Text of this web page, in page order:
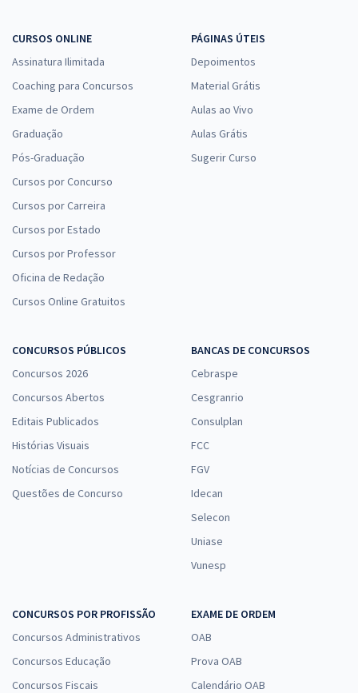
CURSOS ONLINE
Assinatura Ilimitada
Coaching para Concursos
Exame de Ordem
Graduação
Pós-Graduação
Cursos por Concurso
Cursos por Carreira
Cursos por Estado
Cursos por Professor
Oficina de Redação
Cursos Online Gratuitos
PÁGINAS ÚTEIS
Depoimentos
Material Grátis
Aulas ao Vivo
Aulas Grátis
Sugerir Curso
CONCURSOS PÚBLICOS
Concursos 2026
Concursos Abertos
Editais Publicados
Histórias Visuais
Notícias de Concursos
Questões de Concurso
BANCAS DE CONCURSOS
Cebraspe
Cesgranrio
Consulplan
FCC
FGV
Idecan
Selecon
Uniase
Vunesp
CONCURSOS POR PROFISSÃO
Concursos Administrativos
Concursos Educação
Concursos Fiscais
EXAME DE ORDEM
OAB
Prova OAB
Calendário OAB